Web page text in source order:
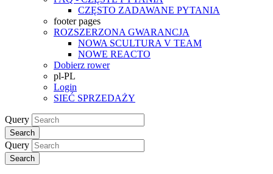
CZĘSTO ZADAWANE PYTANIA
footer pages
ROZSZERZONA GWARANCJA
NOWA SCULTURA V TEAM
NOWE REACTO
Dobierz rower
pl-PL
Login
SIEĆ SPRZEDAŻY
Query
Search
Query
Search